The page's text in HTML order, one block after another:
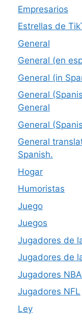
Empresarios
Estrellas de
General
General (en
General (in
General
General
General
General
Spanish.
Hogar
Humoristas
Juego
Juegos
Jugadores de
Jugadores de
Jugadores NBA
Jugadores NFL
Ley